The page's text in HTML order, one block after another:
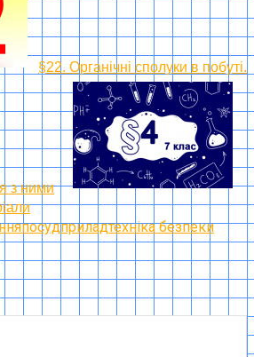
§22. Органічні сполуки в побуті.
з ними
посудприладтехніка безпеки